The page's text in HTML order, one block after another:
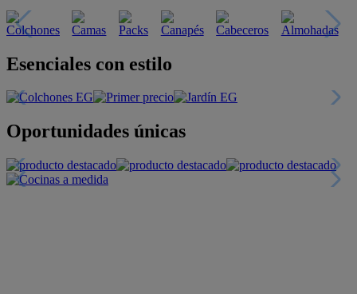
Esenciales con estilo
Oportunidades únicas